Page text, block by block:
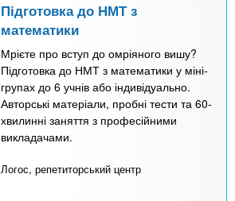
Підготовка до НМТ з
математики
Мрієте про вступ до омріяного вишу?
Підготовка до НМТ з математики у міні-
групах до 6 учнів або індивідуально.
Авторські матеріали, пробні тести та 60-
хвилинні заняття з професійними
викладачами.
Логос, репетиторський центр